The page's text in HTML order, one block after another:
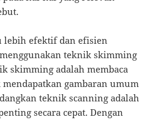
lebih efektif dan efisien
teknik skimming
skimming adalah membaca
gambaran umum
teknik scanning adalah
secara cepat. Dengan